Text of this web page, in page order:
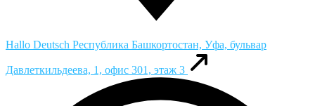
Hallo Deutsch Республика Башкортостан, Уфа, бульвар
Давлеткильдеева, 1, офис 301, этаж 3